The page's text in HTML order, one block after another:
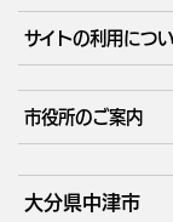
成人・仕事
住まい・引越
健康・医療
高齢・介護
サイトの利用につ
サイトマップ
市役所のご案内
庁舎地図
大分県中津市